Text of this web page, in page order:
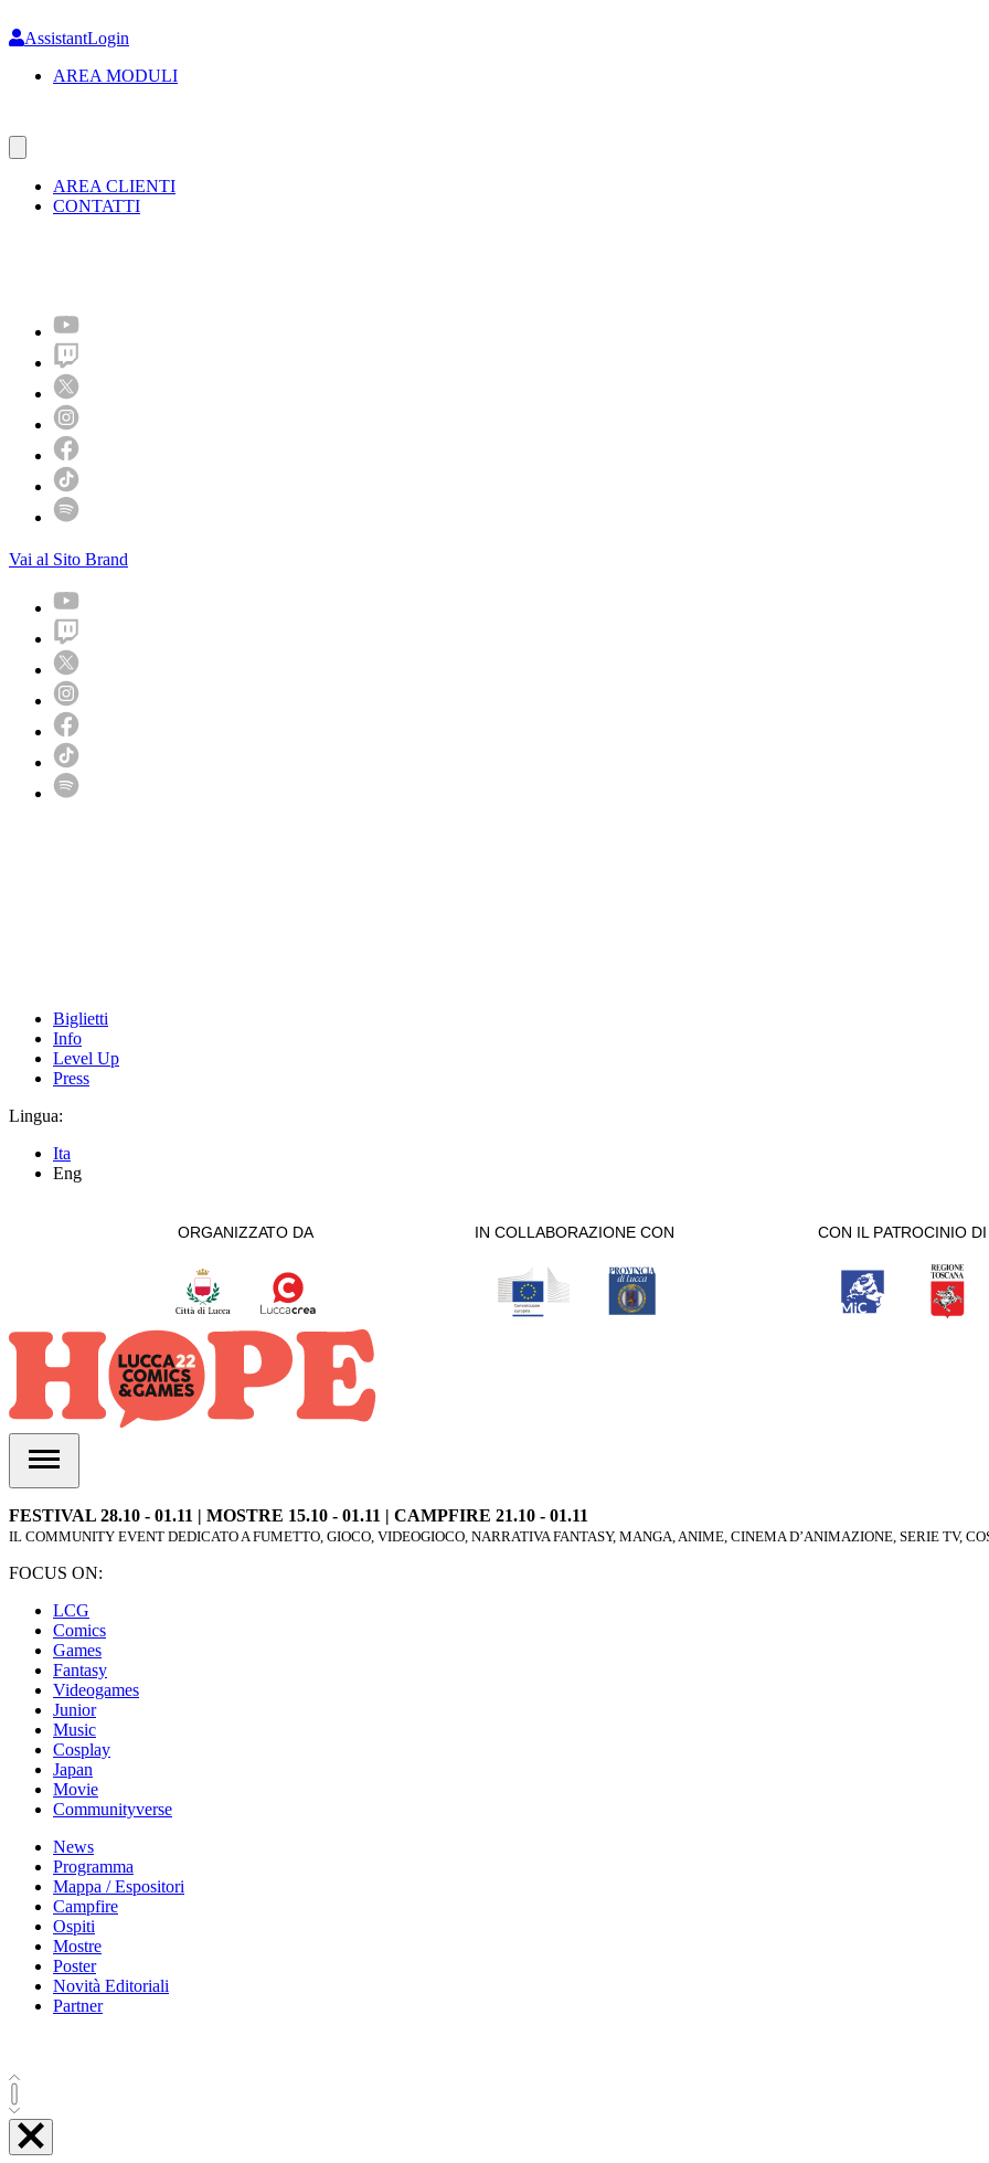
to
content
AssistantLogin
AREA MODULI
AREA CLIENTI
CONTATTI
Vai al Sito Brand
Biglietti
Info
Level Up
Press
Lingua:
Ita
Eng
FESTIVAL 28.10 - 01.11 | MOSTRE 15.10 - 01.11 | CAMPFIRE 21.10 - 01.11
IL COMMUNITY EVENT DEDICATO A FUMETTO, GIOCO, VIDEOGIOCO, NARRATIVA FANTASY, MANGA, ANIME, CINEMA D’ANIMAZIONE, SERIE TV,
FOCUS ON:
LCG
Comics
Games
Fantasy
Videogames
Junior
Music
Cosplay
Japan
Movie
Communityverse
News
Programma
Mappa / Espositori
Campfire
Ospiti
Mostre
Poster
Novità Editoriali
Partner